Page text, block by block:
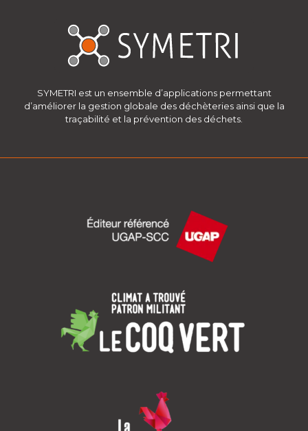
SYMETRI est un ensemble d’applications permettant
d’améliorer la gestion globale des déchèteries ainsi que la
traçabilité et la prévention des déchets.